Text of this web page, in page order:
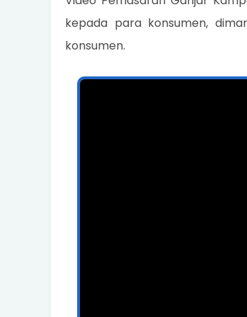
kepada para konsumen,
konsumen.